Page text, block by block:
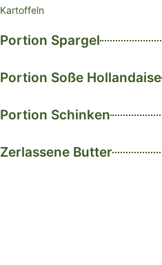
Kartoffeln
Portion Spargel
Portion Soße Hollandaise
Portion Schinken
Zerlassene Butter